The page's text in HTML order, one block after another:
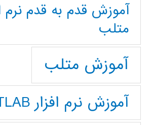
آموزش قدم به قدم نرم
متلب
آموزش متلب
آموزش نرم افزار MATLAB